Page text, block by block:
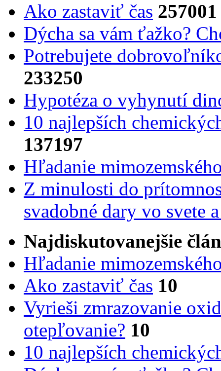
Ako zastaviť čas 257001
Dýcha sa vám ťažko?
Potrebujet​e
233250
Hypotéza o vyhynutí
10 najlepších
137197
Hľadanie
Z minulosti do
svadobné dary vo svete
Najdiskutovanejšie
Hľadanie
Ako zastaviť čas 10
Vyrieši zmrazovanie
otepľovanie? 10
10 najlepších